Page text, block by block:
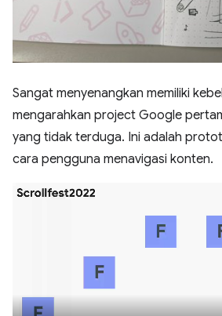
Sangat menyenangkan memiliki
mengarahkan project Google
yang tidak terduga. Ini adalah
cara pengguna menavigasi konten.